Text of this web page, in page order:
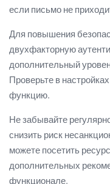
если письмо не
Для повышения
двухфакторную
дополнительный
Проверьте в
функцию.
Не забывайте
снизить риск
можете посетить ресурс
дополнительных
функционале.